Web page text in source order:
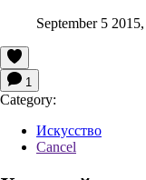
September 5
1
Category:
Искусство
Cancel